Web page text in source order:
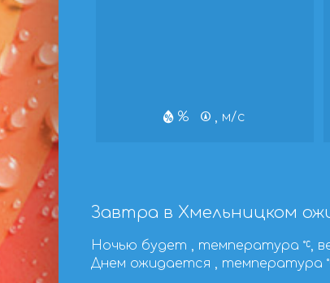
% , м/с
Завтра в Хмельницком
Ночью будет , температура
,
Днем ожидается , температура